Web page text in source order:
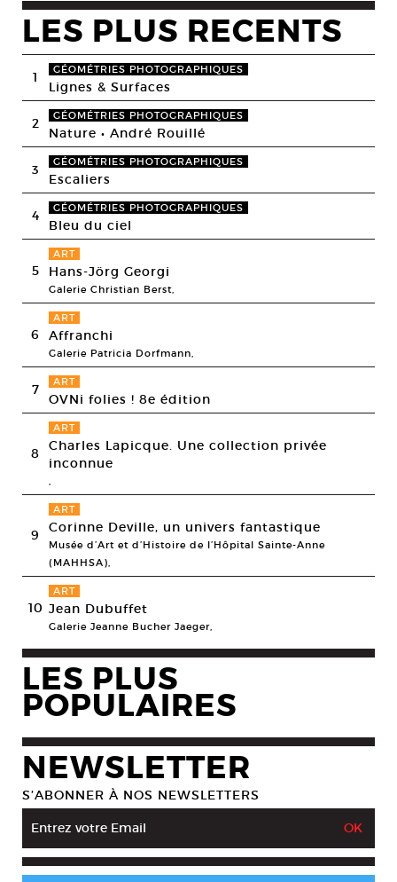
LES PLUS RECENTS
1 GÉOMÉTRIES PHOTOGRAPHIQUES
Lignes & Surfaces
2 GÉOMÉTRIES PHOTOGRAPHIQUES
Nature • André Rouillé
3 GÉOMÉTRIES PHOTOGRAPHIQUES
Escaliers
4 GÉOMÉTRIES PHOTOGRAPHIQUES
Bleu du ciel
5
ART
Hans-Jörg Georgi
Galerie Christian Berst,
6
ART
Affranchi
Galerie Patricia Dorfmann,
7 ART
OVNi folies ! 8e édition
8
ART
Charles Lapicque. Une collection privée
inconnue
9
ART
Corinne Deville, un univers fantastique
Musée d’Art et d’Histoire de l’Hôpital Sainte-Anne
(MAHHSA),
10
ART
Jean Dubuffet
Galerie Jeanne Bucher Jaeger,
LES PLUS
POPULAIRES
NEWSLETTER
S’ABONNER À NOS NEWSLETTERS